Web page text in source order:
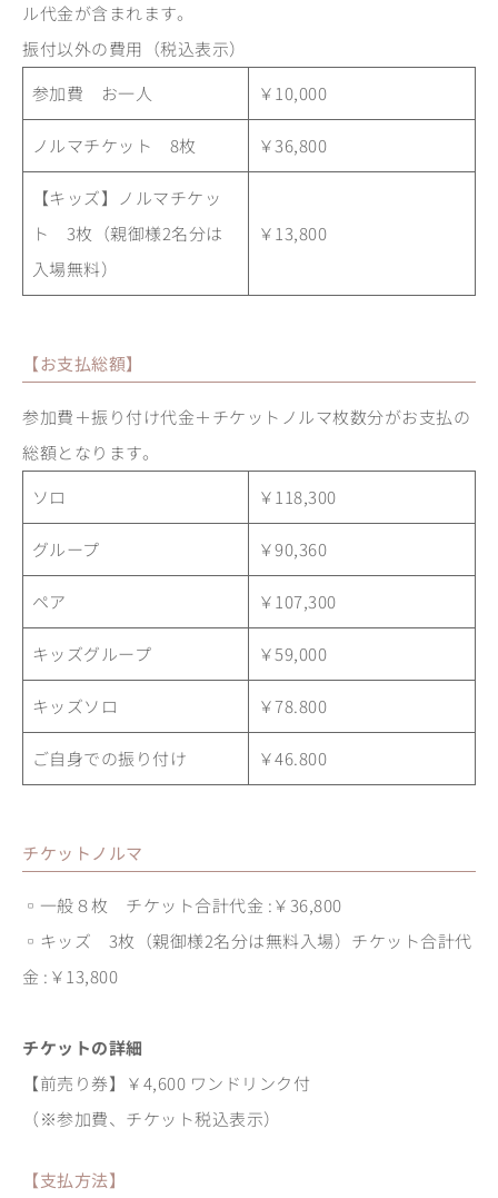
ル代金が含まれます。
振付以外の費用（税込表示）
参加費 お一人
￥10,000
ノルマチケット 8枚 ￥36,800
【キッズ】ノルマチケッ
ト 3枚（親御様2名分は
入場無料）
￥13,800
【お支払総額】
参加費＋振り付け代金＋チケットノルマ枚数分がお支払の
総額となります。
ソロ
￥118,300
グループ ￥90,360
ペア ￥107,300
キッズグループ ￥59,000
キッズソロ ￥78.800
ご自身での振り付け ￥46.800
チケットノルマ
▫一般８枚 チケット合計代金 :￥36,800
▫キッズ 3枚（親御様2名分は無料入場）チケット合計代
金 :￥13,800
チケットの詳細
【前売り券】￥4,600 ワンドリンク付
（※参加費、チケット税込表示）
【支払方法】